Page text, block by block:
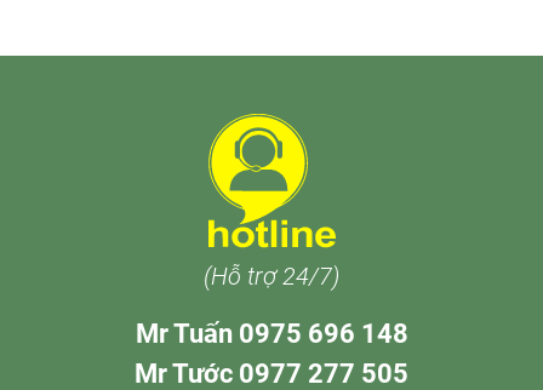
(Hỗ trợ 24/7)
Mr Tuấn 0975 696 148
Mr Tước 0977 277 505